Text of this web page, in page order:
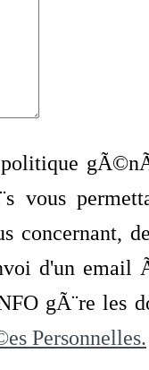
vous
concernant,
d'un
gÃ¨re les
Personnelles.